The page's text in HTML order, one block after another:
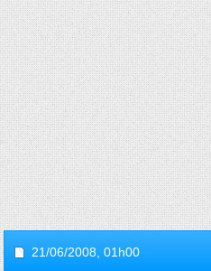
21/06/2008, 01h00